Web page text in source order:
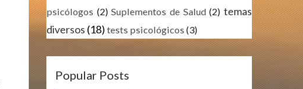
psicólogos (2) Suplementos de Salud (2) temas
diversos (18) tests psicológicos (3)
Popular Posts